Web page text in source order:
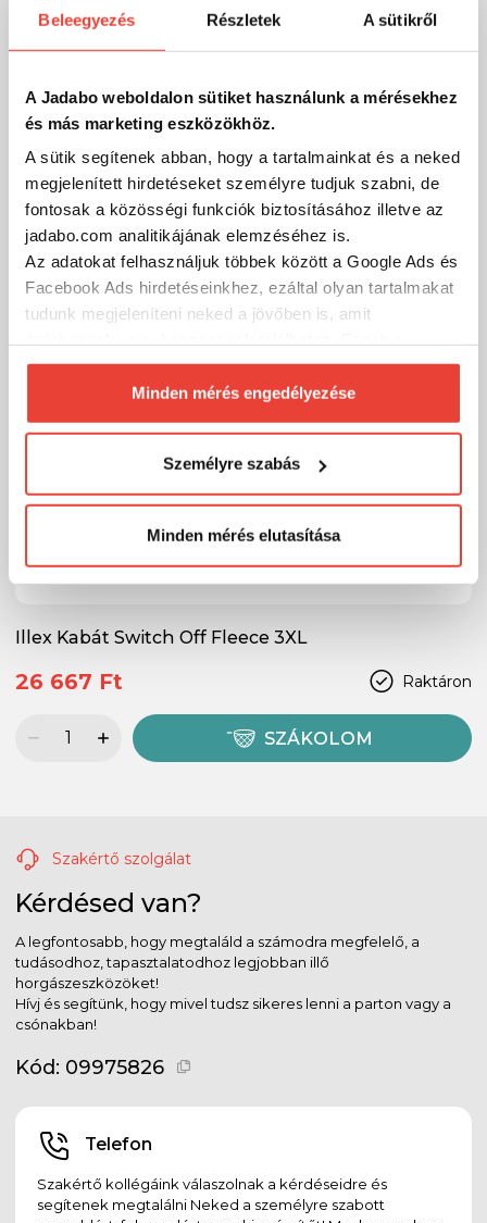
Beleegyezés Részletek A sütikről
A Jadabo weboldalon sütiket használunk a mérésekhez
és más marketing eszközökhöz.
A sütik segítenek abban, hogy a tartalmainkat és a neked
megjelenített hirdetéseket személyre tudjuk szabni, de
fontosak a közösségi funkciók biztosításához illetve az
jadabo.com analitikájának elemzéséhez is.
Az adatokat felhasználjuk többek között a Google Ads és
Facebook Ads hirdetéseinkhez, ezáltal olyan tartalmakat
tudunk megjeleníteni neked a jövőben is, amit
biztosításához arra kérünk, hogy engedd meg
számunkra minden mérés használatát.
Természetesensoha semmilyen formában nem fogunk
megváltoztathatod a döntésed ezzel kapcsolatban.
Előre is köszönjük!
Minden mérés engedélyezése
Személyre szabás
Minden mérés elutasítása
Valódi szakértői tanácsadás világbajnok horgászoktól
Szűrés (1)
-10%
Illex Kabát Switch Off Fleece 3XL
Raktáron
26 667 Ft
SZÁKOLOM
Szakértő szolgálat
Kérdésed van?
A legfontosabb, hogy megtaláld a számodra megfelelő, a
tudásodhoz, tapasztalatodhoz legjobban illő
horgászeszközöket!
Hívj és segítünk, hogy mivel tudsz sikeres lenni a parton vagy a
csónakban!
Kód: 09975826
Telefon
Szakértő kollégáink válaszolnak a kérdéseidre és
segítenek megtalálni Neked a személyre szabott